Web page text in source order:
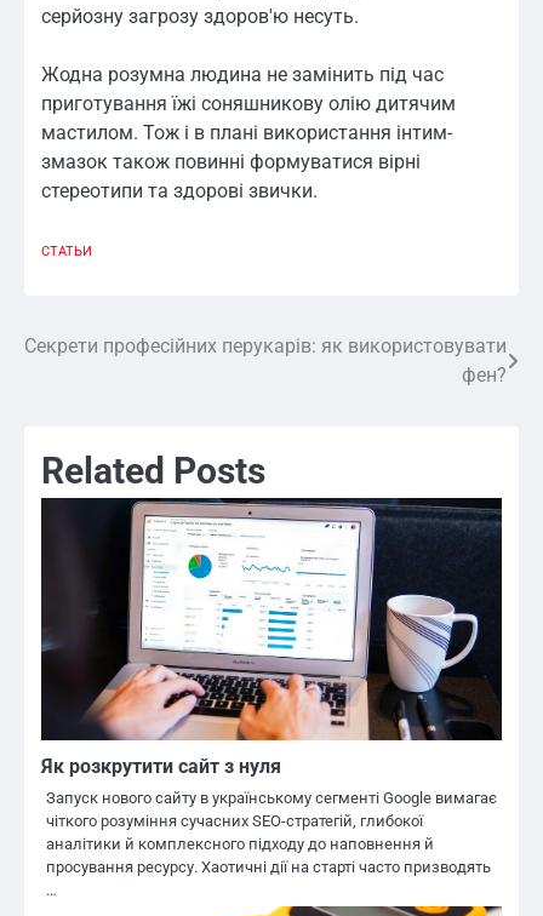
серйозну загрозу здоров'ю несуть.
Жодна розумна людина не замінить під час
приготування їжі соняшникову олію дитячим
мастилом. Тож і в плані використання інтим-
змазок також повинні формуватися вірні
стереотипи та здорові звички.
СТАТЬИ
Навигация
Секрети професійних перукарів: як використовувати
фен?
Related Posts
Як розкрутити сайт з нуля
Запуск нового сайту в українському сегменті Google вимагає
чіткого розуміння сучасних SEO-стратегій, глибокої
аналітики й комплексного підходу до наповнення й
просування ресурсу. Хаотичні дії на старті часто призводять
…